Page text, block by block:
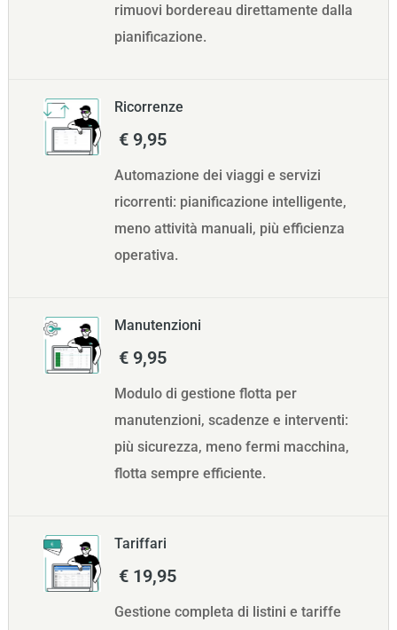
rimuovi bordereau direttamente dalla
pianificazione.
Ricorrenze
€ 9,95
Automazione dei viaggi e servizi
ricorrenti: pianificazione intelligente,
meno attività manuali, più efficienza
operativa.
Manutenzioni
€ 9,95
Modulo di gestione flotta per
manutenzioni, scadenze e interventi:
più sicurezza, meno fermi macchina,
flotta sempre efficiente.
Tariffari
€ 19,95
Gestione completa di listini e tariffe